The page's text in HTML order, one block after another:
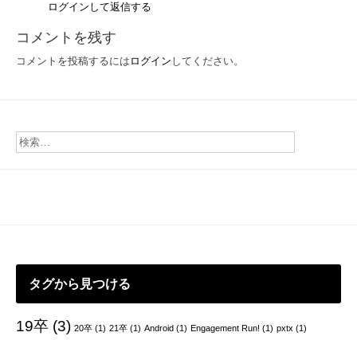
ログインして返信する
コメントを残す
コメントを投稿するには ログイン してください。
タグから見つける
19卒(3) 20卒(1) 21卒(1) Android(1) Engagement Run! (1) pxtx (1)